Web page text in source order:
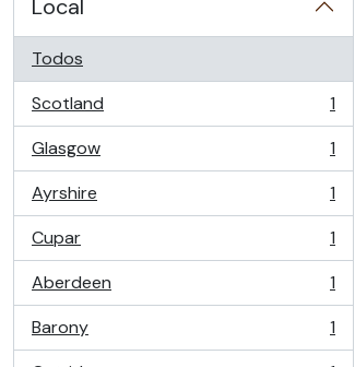
Local
Todos
Scotland
, 1 resultados
1
Glasgow
, 1 resultados
1
Ayrshire
, 1 resultados
1
Cupar
, 1 resultados
1
Aberdeen
, 1 resultados
1
Barony
, 1 resultados
1